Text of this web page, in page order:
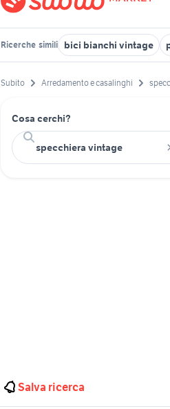
Ricerche simili bici bianchi vintage
Subito Arredamento e casalinghi
Cosa cerchi?
Salva ricerca